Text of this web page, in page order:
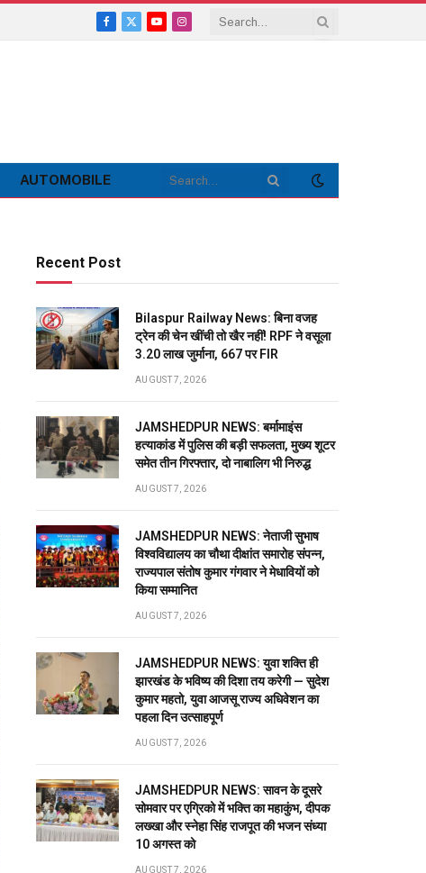
Facebook
X
YouTubeInstagram
AUTOMOBILE
Recent Post
Bilaspur Railway News: बिना वजह
ट्रेन की चेन खींची तो खैर नहीं! RPF ने वसूला
3.20 लाख जुर्माना, 667 पर FIR
AUGUST 7, 2026
JAMSHEDPUR NEWS: बर्मामाइंस
हत्याकांड में पुलिस की बड़ी सफलता, मुख्य शूटर
समेत तीन गिरफ्तार, दो नाबालिग भी निरुद्ध
AUGUST 7, 2026
JAMSHEDPUR NEWS: नेताजी सुभाष
विश्वविद्यालय का चौथा दीक्षांत समारोह संपन्न,
राज्यपाल संतोष कुमार गंगवार ने मेधावियों को
किया सम्मानित
AUGUST 7, 2026
JAMSHEDPUR NEWS: युवा शक्ति ही
झारखंड के भविष्य की दिशा तय करेगी — सुदेश
कुमार महतो, युवा आजसू राज्य अधिवेशन का
पहला दिन उत्साहपूर्ण
AUGUST 7, 2026
JAMSHEDPUR NEWS: सावन के दूसरे
सोमवार पर एग्रिको में भक्ति का महाकुंभ, दीपक
लख्खा और स्नेहा सिंह राजपूत की भजन संध्या
10 अगस्त को
AUGUST 7, 2026